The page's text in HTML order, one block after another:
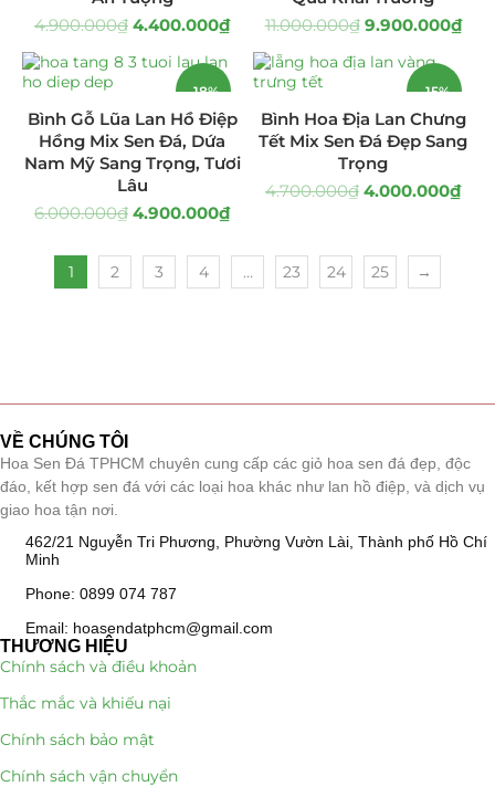
Uncategorized
4.900.000₫ 4.400.000₫
11.000.000₫ 9.900.000₫
-18%
HOT
Bình Gỗ Lũa Lan Hồ Điệp
Hồng Mix Sen Đá, Dứa
Nam Mỹ Sang Trọng, Tươi
Lâu
6.000.000₫ 4.900.000₫
-15%
Bình Hoa Địa Lan Chưng
Tết Mix Sen Đá Đẹp Sang
Trọng
4.700.000₫ 4.000.000₫
1 2 3 4 … 23 24 25 →
VỀ CHÚNG TÔI
Hoa Sen Đá TPHCM chuyên cung cấp các giỏ hoa sen đá đẹp, độc
đáo, kết hợp sen đá với các loại hoa khác như lan hồ điệp, và dịch vụ
giao hoa tận nơi.
462/21 Nguyễn Tri Phương, Phường Vườn Lài, Thành phố Hồ Chí
Minh
Phone: 0899 074 787
Email: hoasendatphcm@gmail.com
THƯƠNG HIỆU
Chính sách và điều khoản
Thắc mắc và khiếu nại
Chính sách bảo mật
Chính sách vận chuyển